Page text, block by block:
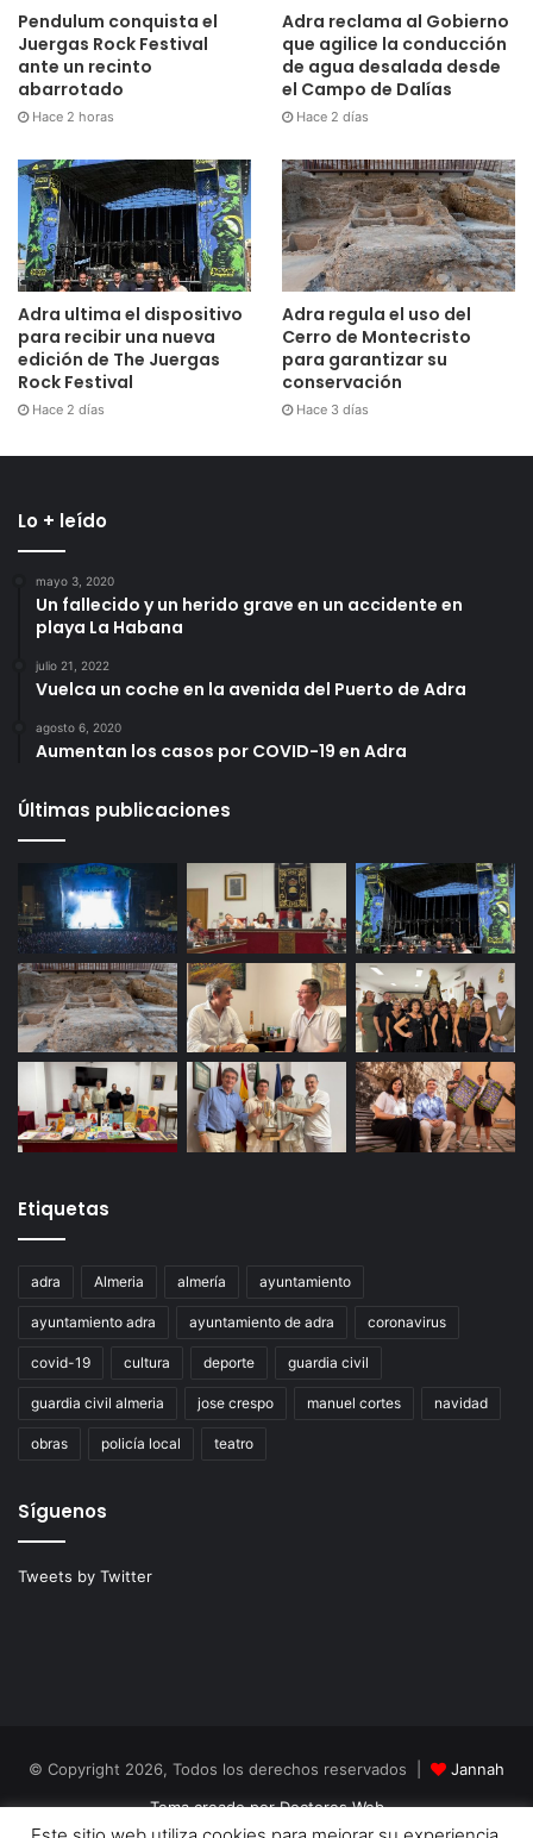
Pendulum conquista el
Juergas Rock Festival
ante un recinto
abarrotado
Hace 2 horas
Adra reclama al Gobierno
que agilice la conducción
de agua desalada desde
el Campo de Dalías
Hace 2 días
Adra ultima el dispositivo
para recibir una nueva
edición de The Juergas
Rock Festival
Hace 2 días
Adra regula el uso del
Cerro de Montecristo
para garantizar su
conservación
Hace 3 días
Lo + leído
mayo 3, 2020
Un fallecido y un herido grave en un accidente en
playa La Habana
julio 21, 2022
Vuelca un coche en la avenida del Puerto de Adra
agosto 6, 2020
Aumentan los casos por COVID-19 en Adra
Últimas publicaciones
Etiquetas
adra Almeria almería ayuntamiento
ayuntamiento adra ayuntamiento de adra coronavirus
covid-19 cultura deporte guardia civil
guardia civil almeria jose crespo manuel cortes navidad
obras policía local teatro
Síguenos
Tweets by Twitter
© Copyright 2026, Todos los derechos reservados |
Jannah
Tema creado por Doctores Web